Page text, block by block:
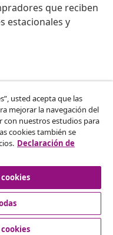
que reciben
estacionales y
usted acepta que las
mejorar la navegación del
con nuestros estudios para
cookies también se
Declaración de